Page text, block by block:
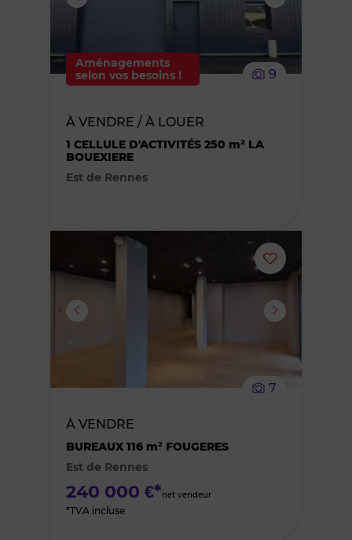
le
Aménagements
selon vos besoins !
9
À VENDRE / À LOUER
1 CELLULE D'ACTIVITÉS 250 m² LA
BOUEXIERE
Est de Rennes
Ajouter
ou
7
À VENDRE
BUREAUX 116 m² FOUGERES
Est de Rennes
240 000 €*net vendeur
*TVA incluse